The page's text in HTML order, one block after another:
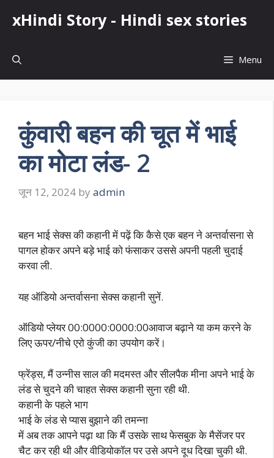
xHindi Story - Hindi sex stories
Menu
कुंवारी बहन की चूत में भाई
का मोटा लंड- 2
जून 12, 2024 by admin
बहन भाई सेक्स की कहानी में पढ़ें कि कैसे एक बहन ने अन्तर्वासना से
पागल होकर अपने बड़े भाई को फंसाकर उससे अपनी पहली चुदाई
करवा ली.
यह ऑडियो अन्तर्वासना सेक्स कहानी सुनें.
ऑडियो प्लेयर 00:0000:0000:00आवाज बढ़ाने या कम करने के
लिए ऊपर/नीचे एरो कुंजी का उपयोग करें।
फ्रेंड्स, मैं उन्नीस साल की मदमस्त और सीलपैक मीना अपने भाई के
लंड से चुदने की चाहत सेक्स कहानी सुना रही थी.
कहानी के पहले भाग
भाई के लंड से प्यास बुझाने की तमन्ना
में अब तक आपने पढ़ा था कि मैं उसके साथ फेसबुक के मैसेंजर पर
चैट कर रही थी और वीडियोकॉल पर उसे अपने दूध दिखा चुकी थी.